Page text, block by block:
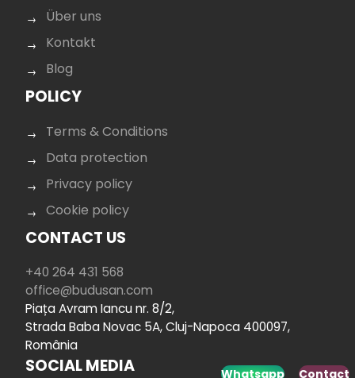
Whatsapp Contact
Über uns
Kontakt
Blog
POLICY
Terms & Conditions
Data protection
Privacy policy
Cookie policy
CONTACT US
+40 264 431 568
office@budusan.com
Piața Avram Iancu nr. 8/2,
Strada Baba Novac 5A, Cluj-Napoca 400097,
România
SOCIAL MEDIA